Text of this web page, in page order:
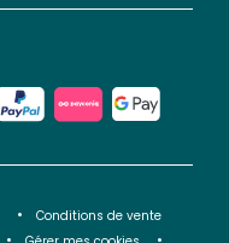
Conditions de vente